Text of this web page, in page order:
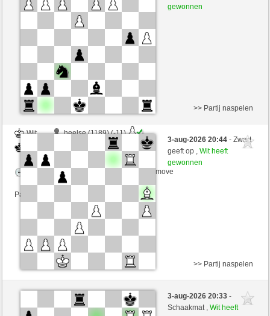
Speelduur: 5 minutes/side + 5 seconds/move
gewonnen
Wit
heelse (1189) (-11)
Mike88 (1305) (+11)
Speelduur: 5 minutes/side + 8 seconds/move
Partij telt mee voor de ranglijst
>> Partij naspelen
3-aug-2026 20:44- Zwart
geeft op ,Wit heeft
gewonnen
Zwart
heelse (1201) (-12)
Mike88 (1293) (+12)
>> Partij naspelen
3-aug-2026 20:33-
Schaakmat ,Wit heeft